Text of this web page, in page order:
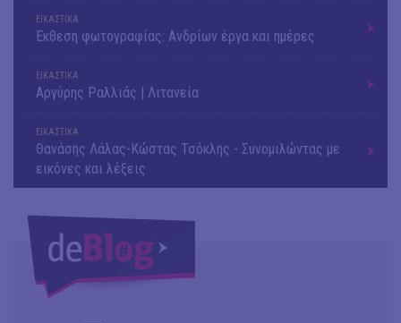
ΕΙΚΑΣΤΙΚΑ
Έκθεση φωτογραφίας: Ανδρίων έργα και ημέρες
ΕΙΚΑΣΤΙΚΑ
Αργύρης Ραλλιάς | Λιτανεία
ΕΙΚΑΣΤΙΚΑ
Θανάσης Λάλας-Κώστας Τσόκλης - Συνομιλώντας με
εικόνες και λέξεις